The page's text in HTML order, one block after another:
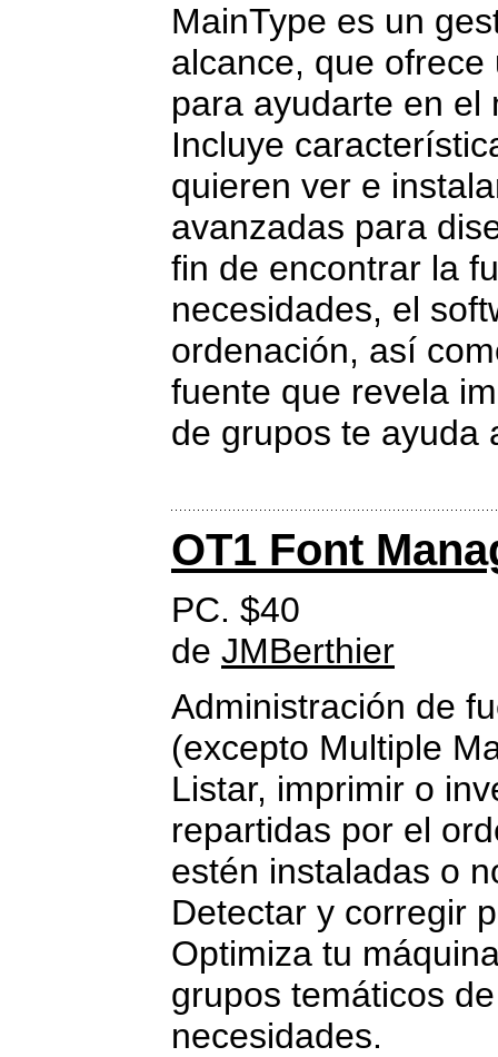
MainType es un
alcance, que
para ayudarte en el
Incluye
quieren ver e
avanzadas para
fin de encontrar la
necesidades, el
ordenación, así
fuente que revela
de grupos te ayuda
OT1 Font
PC. $40
de JMBerthier
Administración de
(excepto Multiple
Listar, imprimir o
repartidas por el
estén instaladas o
Detectar y corregir
Optimiza tu
grupos temáticos
necesidades.